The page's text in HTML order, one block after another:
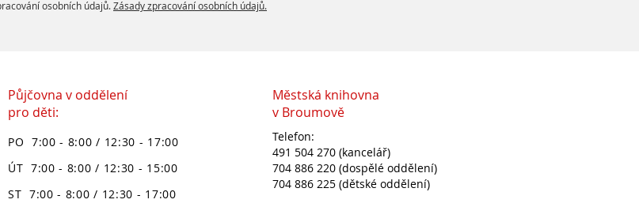
Půjčovna v oddělení
pro děti:
PO 7:00 - 8:00 / 12:30 - 17:00
ÚT 7:00 - 8:00 / 12:30 - 15:00
ST 7:00 - 8:00 / 12:30 - 17:00
Městská knihovna
v Broumově
Telefon:
491 504 270 (kancelář)
704 886 220 (dospělé oddělení)
704 886 225 (dětské oddělení)
osobních údajů.Zásady zpracování osobních údajů.